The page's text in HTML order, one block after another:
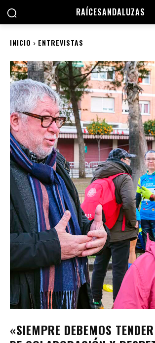
RAÍCESANDALUZAS
INICIO ENTREVISTAS
«SIEMPRE DEBEMOS